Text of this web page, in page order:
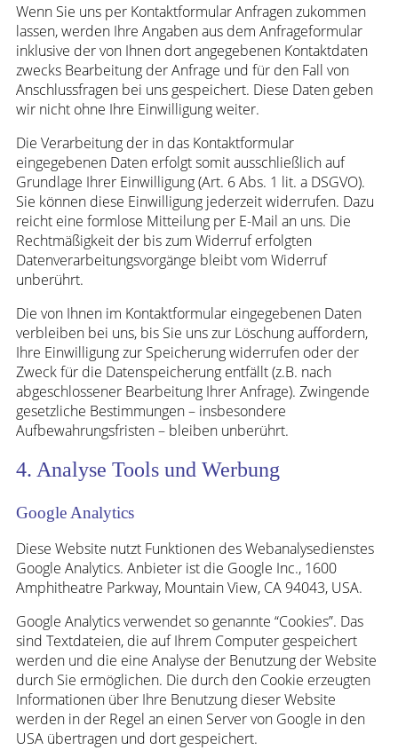
Wenn Sie uns per Kontaktformular Anfragen zukommen
lassen, werden Ihre Angaben aus dem Anfrageformular
inklusive der von Ihnen dort angegebenen Kontaktdaten
zwecks Bearbeitung der Anfrage und für den Fall von
Anschlussfragen bei uns gespeichert. Diese Daten geben
wir nicht ohne Ihre Einwilligung weiter.
Die Verarbeitung der in das Kontaktformular
eingegebenen Daten erfolgt somit ausschließlich auf
Grundlage Ihrer Einwilligung (Art. 6 Abs. 1 lit. a DSGVO).
Sie können diese Einwilligung jederzeit widerrufen. Dazu
reicht eine formlose Mitteilung per E-Mail an uns. Die
Rechtmäßigkeit der bis zum Widerruf erfolgten
Datenverarbeitungsvorgänge bleibt vom Widerruf
unberührt.
Die von Ihnen im Kontaktformular eingegebenen Daten
verbleiben bei uns, bis Sie uns zur Löschung auffordern,
Ihre Einwilligung zur Speicherung widerrufen oder der
Zweck für die Datenspeicherung entfällt (z.B. nach
abgeschlossener Bearbeitung Ihrer Anfrage). Zwingende
gesetzliche Bestimmungen – insbesondere
Aufbewahrungsfristen – bleiben unberührt.
4. Analyse Tools und Werbung
Google Analytics
Diese Website nutzt Funktionen des Webanalysedienstes
Google Analytics. Anbieter ist die Google Inc., 1600
Amphitheatre Parkway, Mountain View, CA 94043, USA.
Google Analytics verwendet so genannte “Cookies”. Das
sind Textdateien, die auf Ihrem Computer gespeichert
werden und die eine Analyse der Benutzung der Website
durch Sie ermöglichen. Die durch den Cookie erzeugten
Informationen über Ihre Benutzung dieser Website
werden in der Regel an einen Server von Google in den
USA übertragen und dort gespeichert.